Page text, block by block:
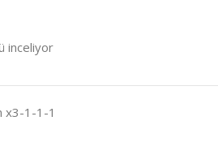
inceliyor
x3-1-1-1